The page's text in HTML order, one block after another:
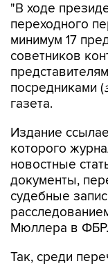
"В ходе
переходного
минимум 17
советников
посредниками (
газета.
Издание
которого
новостные
документы,
судебные
Мюллера в ФБР.
Так, среди